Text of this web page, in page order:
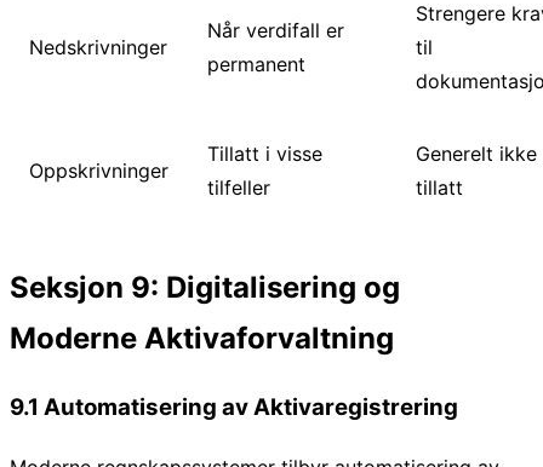
Nedskrivninger
Når verdifall er
permanent
Strengere
til
Oppskrivninger
Tillatt i visse
tilfeller
Generelt ikke
tillatt
Seksjon 9: Digitalisering og
Moderne Aktivaforvaltning
9.1 Automatisering av Aktivaregistrering